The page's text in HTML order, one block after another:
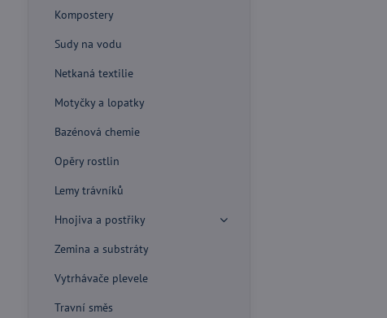
Kompostery
Sudy na vodu
Netkaná textilie
Motyčky a lopatky
Bazénová chemie
Opěry rostlin
Lemy trávníků
Hnojiva a postřiky
Zemina a substráty
Vytrhávače plevele
Travní směs